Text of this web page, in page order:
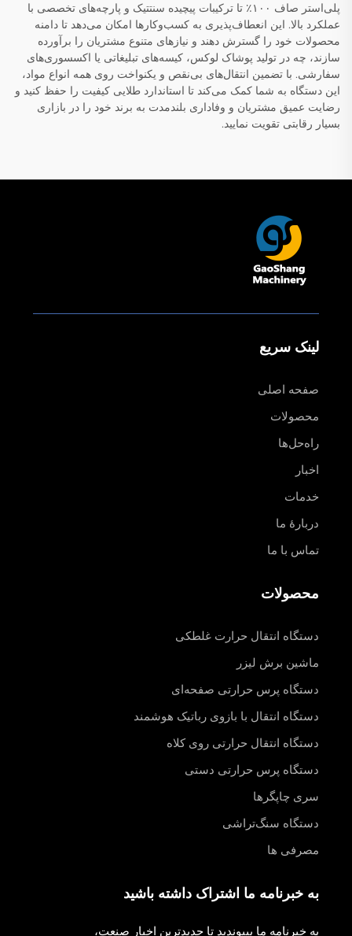
پلی‌استر صاف ۱۰۰٪ تا ترکیبات پیچیده سنتتیک و پارچه‌های تخصصی با
عملکرد بالا. این انعطاف‌پذیری به کسب‌وکارها امکان می‌دهد تا دامنه
محصولات خود را گسترش دهند و نیازهای متنوع مشتریان را برآورده
سازند، چه در تولید پوشاک لوکس، کیسه‌های تبلیغاتی یا اکسسوری‌های
سفارشی. با تضمین انتقال‌های بی‌نقص و یکنواخت روی همه انواع مواد،
این دستگاه به شما کمک می‌کند تا استاندارد طلایی کیفیت را حفظ کنید و
رضایت عمیق مشتریان و وفاداری بلندمدت به برند خود را در بازاری
بسیار رقابتی تقویت نمایید.
لینک سریع
صفحه اصلی
محصولات
راه‌حل‌ها
اخبار
خدمات
دربارهٔ ما
تماس با ما
محصولات
دستگاه انتقال حرارت غلطکی
ماشین برش لیزر
دستگاه پرس حرارتی صفحه‌ای
دستگاه انتقال با بازوی رباتیک هوشمند
دستگاه انتقال حرارتی روی کلاه
دستگاه پرس حرارتی دستی
سری چاپگرها
دستگاه سنگ‌تراشی
مصرفی ها
به خبرنامه ما اشتراک داشته باشید
به خبرنامه ما بپیوندید تا جدیدترین اخبار صنعت،